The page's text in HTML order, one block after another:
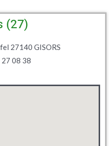
(27)
27140 GISORS
27 08 38